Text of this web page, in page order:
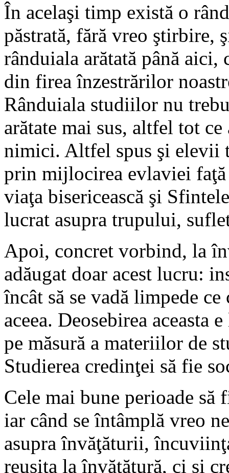
În acelaşi timp există o
păstrată, fără vreo ştirbire,
rânduiala arătată până
din firea înzestrărilor
Rânduiala studiilor nu
arătate mai sus, altfel tot
nimici. Altfel spus şi elevii
prin mijlocirea evlaviei
viaţa bisericească şi
lucrat asupra trupului,
Apoi, concret vorbind, la
adăugat doar acest lucru:
încât să se vadă limpede
aceea. Deosebirea aceasta
pe măsură a materiilor de
Studierea credinţei să fie
Cele mai bune perioade să
iar când se întâmplă vreo
asupra învăţăturii,
reuşita la învăţătură, ci şi